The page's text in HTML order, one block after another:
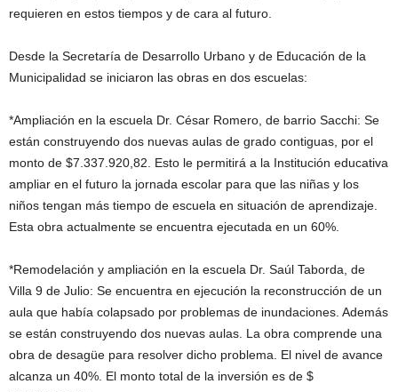
requieren en estos tiempos y de cara al futuro.
Desde la Secretaría de Desarrollo Urbano y de Educación de la
Municipalidad se iniciaron las obras en dos escuelas:
*Ampliación en la escuela Dr. César Romero, de barrio Sacchi: Se
están construyendo dos nuevas aulas de grado contiguas, por el
monto de $7.337.920,82. Esto le permitirá a la Institución educativa
ampliar en el futuro la jornada escolar para que las niñas y los
niños tengan más tiempo de escuela en situación de aprendizaje.
Esta obra actualmente se encuentra ejecutada en un 60%.
*Remodelación y ampliación en la escuela Dr. Saúl Taborda, de
Villa 9 de Julio: Se encuentra en ejecución la reconstrucción de un
aula que había colapsado por problemas de inundaciones. Además
se están construyendo dos nuevas aulas. La obra comprende una
obra de desagüe para resolver dicho problema. El nivel de avance
alcanza un 40%. El monto total de la inversión es de $